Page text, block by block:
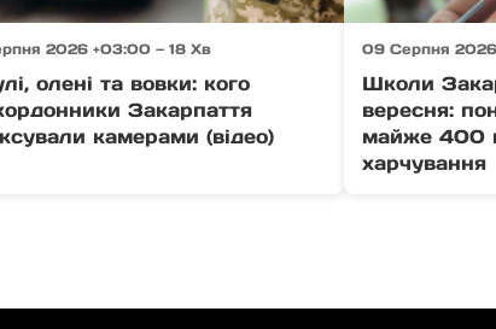
2026 +03:00 — 18 Хв
олені та вовки: кого
Закарпаття
камерами (відео)
09 Серпня
Школи
вересня:
майже 400
харчування